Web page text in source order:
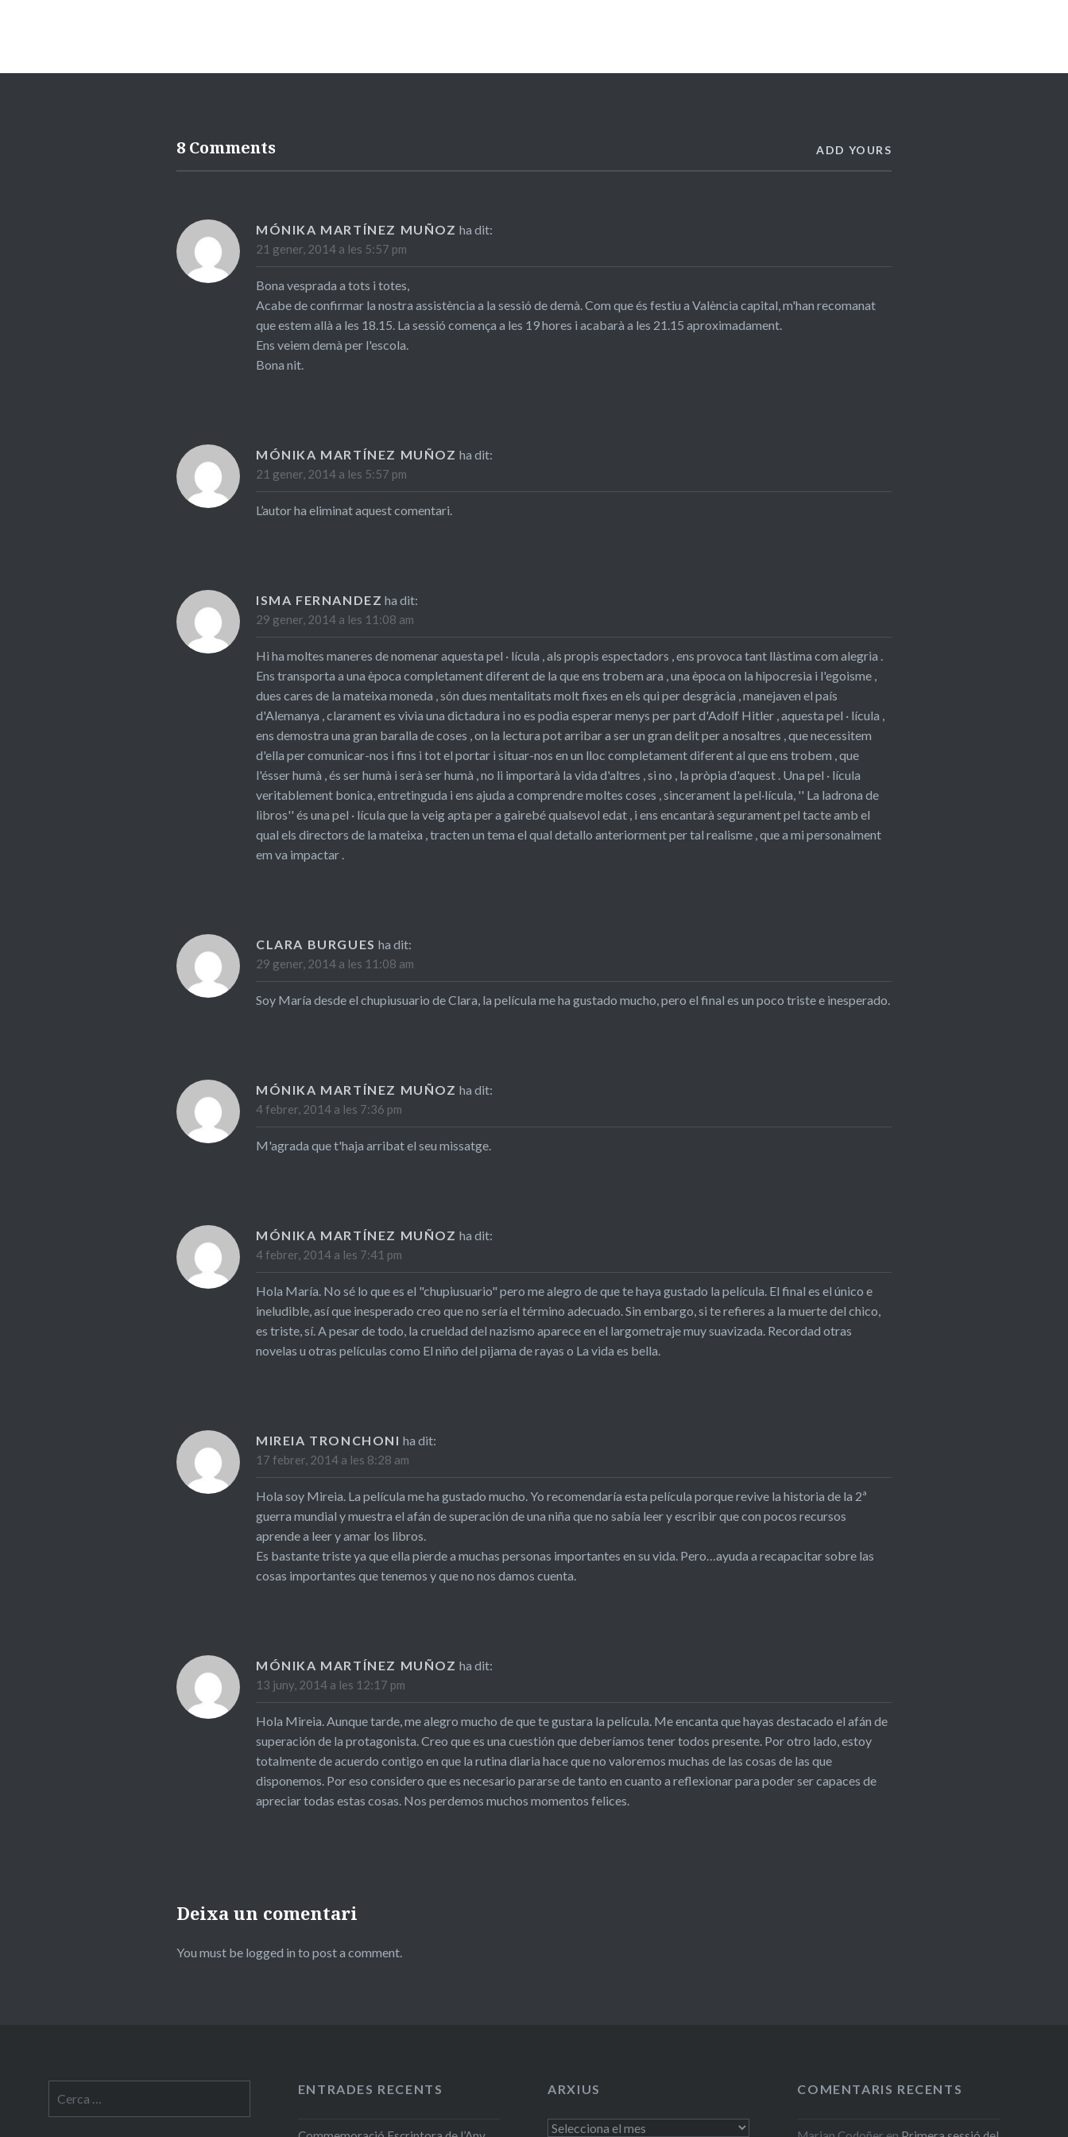
8 Comments ADD YOURS
MÓNIKA MARTÍNEZ MUÑOZ ha dit:
21 gener, 2014 a les 5:57 pm
Bona vesprada a tots i totes,
Acabe de confirmar la nostra assistència a la sessió de demà. Com que és festiu a València capital, m'han recomanat
que estem allà a les 18.15. La sessió comença a les 19 hores i acabarà a les 21.15 aproximadament.
Ens veiem demà per l'escola.
Bona nit.
MÓNIKA MARTÍNEZ MUÑOZ ha dit:
21 gener, 2014 a les 5:57 pm
L’autor ha eliminat aquest comentari.
ISMA FERNANDEZ ha dit:
29 gener, 2014 a les 11:08 am
Hi ha moltes maneres de nomenar aquesta pel · lícula , als propis espectadors , ens provoca tant llàstima com alegria .
Ens transporta a una època completament diferent de la que ens trobem ara , una època on la hipocresia i l'egoisme ,
dues cares de la mateixa moneda , són dues mentalitats molt fixes en els qui per desgràcia , manejaven el país
d'Alemanya , clarament es vivia una dictadura i no es podia esperar menys per part d'Adolf Hitler , aquesta pel · lícula ,
ens demostra una gran baralla de coses , on la lectura pot arribar a ser un gran delit per a nosaltres , que necessitem
d'ella per comunicar-nos i fins i tot el portar i situar-nos en un lloc completament diferent al que ens trobem , que
l'ésser humà , és ser humà i serà ser humà , no li importarà la vida d'altres , si no , la pròpia d'aquest . Una pel · lícula
veritablement bonica, entretinguda i ens ajuda a comprendre moltes coses , sincerament la pel·lícula, '' La ladrona de
libros'' és una pel · lícula que la veig apta per a gairebé qualsevol edat , i ens encantarà segurament pel tacte amb el
qual els directors de la mateixa , tracten un tema el qual detallo anteriorment per tal realisme , que a mi personalment
em va impactar .
CLARA BURGUES ha dit:
29 gener, 2014 a les 11:08 am
Soy María desde el chupiusuario de Clara, la película me ha gustado mucho, pero el final es un poco triste e inesperado.
MÓNIKA MARTÍNEZ MUÑOZ ha dit:
4 febrer, 2014 a les 7:36 pm
M'agrada que t'haja arribat el seu missatge.
MÓNIKA MARTÍNEZ MUÑOZ ha dit:
4 febrer, 2014 a les 7:41 pm
Hola María. No sé lo que es el "chupiusuario" pero me alegro de que te haya gustado la película. El final es el único e
ineludible, así que inesperado creo que no sería el término adecuado. Sin embargo, si te refieres a la muerte del chico,
es triste, sí. A pesar de todo, la crueldad del nazismo aparece en el largometraje muy suavizada. Recordad otras
novelas u otras películas como El niño del pijama de rayas o La vida es bella.
MIREIA TRONCHONI ha dit:
17 febrer, 2014 a les 8:28 am
Hola soy Mireia. La película me ha gustado mucho. Yo recomendaría esta película porque revive la historia de la 2ª
guerra mundial y muestra el afán de superación de una niña que no sabía leer y escribir que con pocos recursos
aprende a leer y amar los libros.
Es bastante triste ya que ella pierde a muchas personas importantes en su vida. Pero…ayuda a recapacitar sobre las
cosas importantes que tenemos y que no nos damos cuenta.
MÓNIKA MARTÍNEZ MUÑOZ ha dit:
13 juny, 2014 a les 12:17 pm
Hola Mireia. Aunque tarde, me alegro mucho de que te gustara la película. Me encanta que hayas destacado el afán de
superación de la protagonista. Creo que es una cuestión que deberíamos tener todos presente. Por otro lado, estoy
totalmente de acuerdo contigo en que la rutina diaria hace que no valoremos muchas de las cosas de las que
disponemos. Por eso considero que es necesario pararse de tanto en cuanto a reflexionar para poder ser capaces de
apreciar todas estas cosas. Nos perdemos muchos momentos felices.
Deixa un comentari
You must be logged in to post a comment.
ENTRADES RECENTS ARXIUS
Arxius
COMENTARIS RECENTS